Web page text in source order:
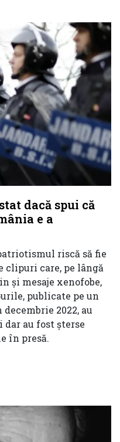
dacă spui că
e a
riscă să fie
care, pe lângă
și mesaje xenofobe,
publicate pe un
2022, au
au fost șterse
în presă.